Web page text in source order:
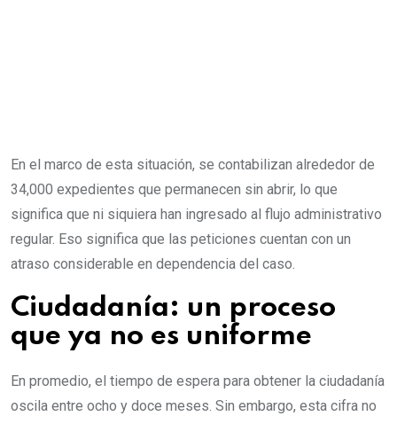
En el marco de esta situación, se contabilizan alrededor de
34,000 expedientes que permanecen sin abrir, lo que
significa que ni siquiera han ingresado al flujo administrativo
regular. Eso significa que las peticiones cuentan con un
atraso considerable en dependencia del caso.
Ciudadanía: un proceso
que ya no es uniforme
En promedio, el tiempo de espera para obtener la ciudadanía
oscila entre ocho y doce meses. Sin embargo, esta cifra no